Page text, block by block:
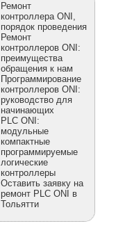
Ремонт
контроллера ONI,
порядок проведения
Ремонт
контроллеров ONI:
преимущества
обращения к нам
Программирование
контроллеров ONI:
руководство для
начинающих
PLC ONI:
модульные
компактные
программируемые
логические
контроллеры
Оставить заявку на
ремонт PLC ONI в
Тольятти